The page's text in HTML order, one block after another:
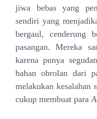
jiwa bebas yang
sendiri yang
bergaul, cenderung
pasangan. Mereka
karena punya
bahan obrolan dari
melakukan kesalahan
cukup membuat para